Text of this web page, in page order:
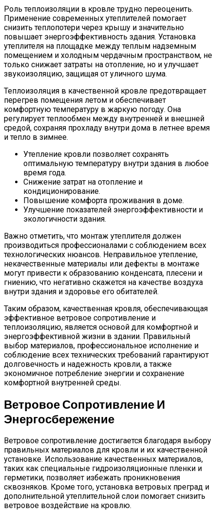
Роль теплоизоляции в кровле трудно переоценить.
Применение современных утеплителей помогает
снизить теплопотери через крышу и значительно
повышает энергоэффективность здания. Установка
утеплителя на площадке между теплым надземным
помещением и холодным чердачным пространством, не
только снижает затраты на отопление, но и улучшает
звукоизоляцию, защищая от уличного шума.
Теплоизоляция в качественной кровле предотвращает
перегрев помещения летом и обеспечивает
комфортную температуру в жаркую погоду. Она
регулирует теплообмен между внутренней и внешней
средой, сохраняя прохладу внутри дома в летнее время
и тепло в зимнее.
Утепление кровли позволяет сохранять
оптимальную температуру внутри здания в любое
время года.
Снижение затрат на отопление и
кондиционирование.
Повышение комфорта проживания в доме.
Улучшение показателей энергоэффективности и
экологичности здания.
Важно отметить, что монтаж утеплителя должен
производиться профессионалами с соблюдением всех
технологических нюансов. Неправильное утепление,
некачественные материалы или дефекты в монтаже
могут привести к образованию конденсата, плесени и
гниению, что негативно скажется на качестве воздуха
внутри здания и здоровье его обитателей.
Таким образом, качественная кровля, обеспечивающая
эффективное ветровое сопротивление и
теплоизоляцию, является основой для комфортной и
энергоэффективной жизни в здании. Правильный
выбор материалов, профессиональное исполнение и
соблюдение всех технических требований гарантируют
долговечность и надежность кровли, а также
экономичное потребление энергии и сохранение
комфортной внутренней среды.
Ветровое Сопротивление И
Энергосбережение
Ветровое сопротивление достигается благодаря выбору
правильных материалов для кровли и их качественной
установке. Использование качественных материалов,
таких как специальные гидроизоляционные пленки и
герметики, позволяет избежать проникновения
сквозняков. Кроме того, установка ветровых преград и
дополнительной утеплительной слои помогает снизить
ветровое воздействие на кровлю.